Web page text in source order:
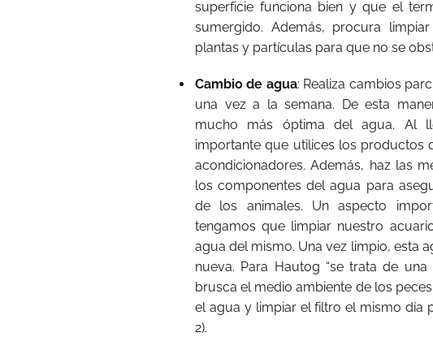
superficie funciona bien y que el
sumergido. Además, procura
plantas y partículas para que no se
Cambio de agua: Realiza cambios
una vez a la semana. De esta
mucho más óptima del agua. Al
importante que utilices los productos
acondicionadores. Además, haz las
los componentes del agua para
de los animales. Un aspecto
tengamos que limpiar nuestro
agua del mismo. Una vez limpio, esta
nueva. Para Hautog “se trata de
brusca el medio ambiente de los
el agua y limpiar el filtro el mismo día
2).